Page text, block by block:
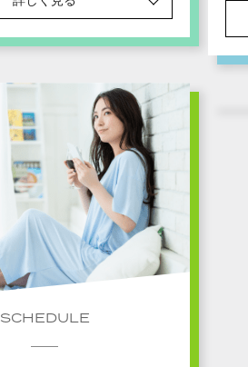
SCHEDULE